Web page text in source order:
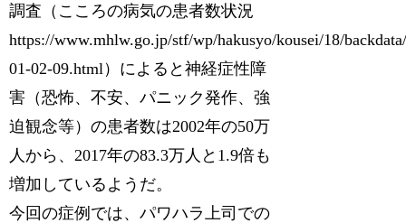
調査（こころの病気の患者数状況
https://www.mhlw.go.jp/stf/wp/hakusyo/kousei/18/
01-02-09.html）によると神経症性障
害（恐怖、不安、パニック発作、強
迫観念等）の患者数は2002年の50万
人から、2017年の83.3万人と1.9倍も
増加しているようだ。
今回の症例では、パワハラ上司での